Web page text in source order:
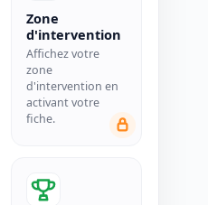
Zone
d'intervention
Affichez votre
zone
d'intervention en
activant votre
fiche.